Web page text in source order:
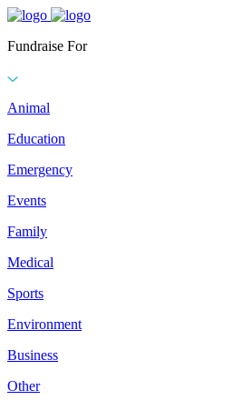
Fundraise For
Animal
Education
Emergency
Events
Family
Medical
Sports
Environment
Business
Other